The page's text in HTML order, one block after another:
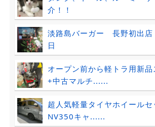
介！！
淡路島バーガー 長野初出店
日
オープン前から軽トラ用新品
+中古マルチ......
超人気軽量タイヤホイール
NV350キャ......